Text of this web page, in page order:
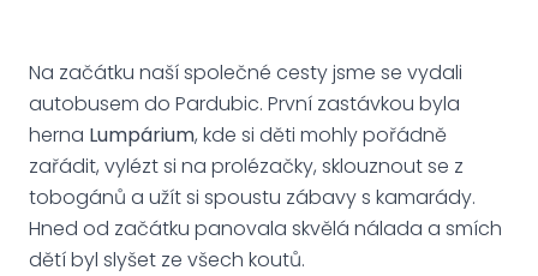
Na začátku naší společné cesty jsme se vydali
autobusem do Pardubic. První zastávkou byla
herna Lumpárium, kde si děti mohly pořádně
zařádit, vylézt si na prolézačky, sklouznout se z
tobogánů a užít si spoustu zábavy s kamarády.
Hned od začátku panovala skvělá nálada a smích
dětí byl slyšet ze všech koutů.